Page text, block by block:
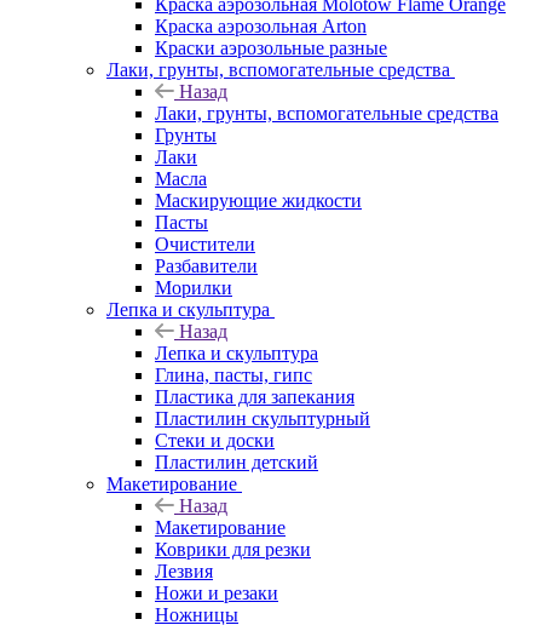
Краска аэрозольная Molotow Flame Orange
Краска аэрозольная Arton
Краски аэрозольные разные
Лаки, грунты, вспомогательные средства
Назад
Лаки, грунты, вспомогательные средства
Грунты
Лаки
Масла
Маскирующие жидкости
Пасты
Очистители
Разбавители
Морилки
Лепка и скульптура
Назад
Лепка и скульптура
Глина, пасты, гипс
Пластика для запекания
Пластилин скульптурный
Стеки и доски
Пластилин детский
Макетирование
Назад
Макетирование
Коврики для резки
Лезвия
Ножи и резаки
Ножницы